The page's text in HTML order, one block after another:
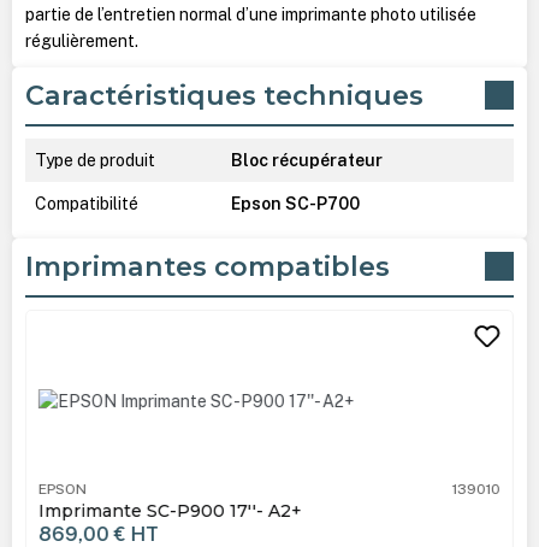
partie de l’entretien normal d’une imprimante photo utilisée
régulièrement.
Caractéristiques techniques
Type de produit Bloc récupérateur
Compatibilité Epson SC-P700
Imprimantes compatibles
EPSON 139010
Imprimante SC-P900 17''- A2+
869,00 € HT